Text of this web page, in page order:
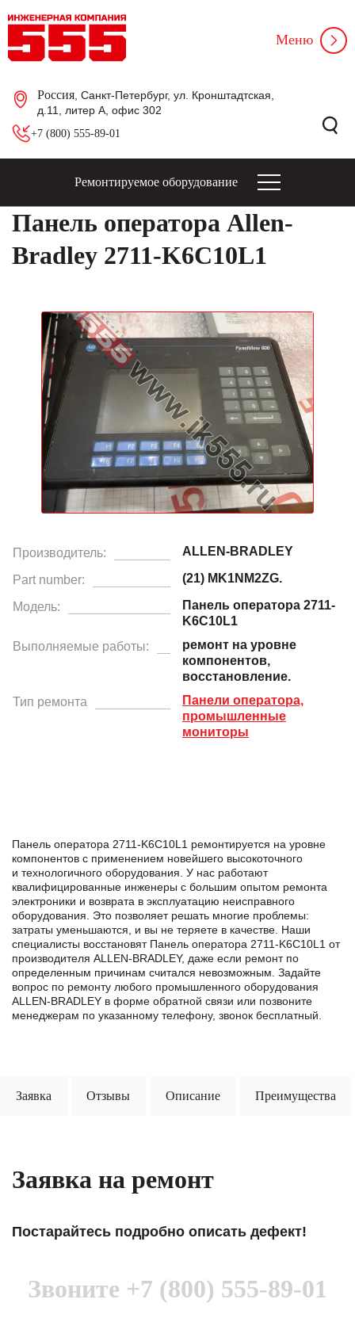
Россия , Санкт-Петербург, ул. Кронштадтская,
д.11, литер А, офис 302
+7 (800) 555-89-01
Меню
Ремонтируемое оборудование
Панель оператора Allen-
Bradley 2711-K6C10L1
Производитель: ALLEN-BRADLEY
Part number: (21) MK1NM2ZG.
Модель:
Панель оператора 2711-
K6C10L1
Выполняемые работы:
ремонт на уровне
компонентов,
восстановление.
Тип ремонта
Панели оператора,
промышленные
мониторы
Панель оператора 2711-K6C10L1 ремонтируется на уровне
компонентов с применением новейшего высокоточного
и технологичного оборудования. У нас работают
квалифицированные инженеры с большим опытом ремонта
электроники и возврата в эксплуатацию неисправного
оборудования. Это позволяет решать многие проблемы:
затраты уменьшаются, и вы не теряете в качестве. Наши
специалисты восстановят Панель оператора 2711-K6C10L1 от
производителя ALLEN-BRADLEY, даже если ремонт по
определенным причинам считался невозможным. Задайте
вопрос по ремонту любого промышленного оборудования
ALLEN-BRADLEY в формe обратной связи или позвоните
менеджерам по указанному телефону, звонок бесплатный.
Заявка Отзывы Описание Преимущества
Заявка на ремонт
Постарайтесь подробно описать дефект!
Звоните +7 (800) 555-89-01